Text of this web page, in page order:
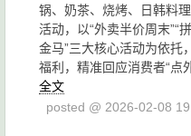
锅、奶茶、烧烤、日韩料
活动，以“外卖半价周末”“
金马”三大核心活动为依托
福利，精准回应消费者“点
全文
posted @ 2026-02-08